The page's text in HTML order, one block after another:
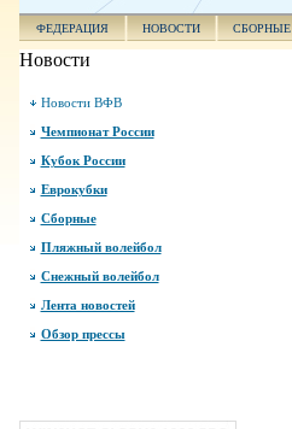
ФЕДЕРАЦИЯ НОВОСТИ СБОРНЫЕ
Новости
Новости ВФВ
Чемпионат России
Кубок России
Еврокубки
Сборные
Пляжный волейбол
Снежный волейбол
Лента новостей
Обзор прессы